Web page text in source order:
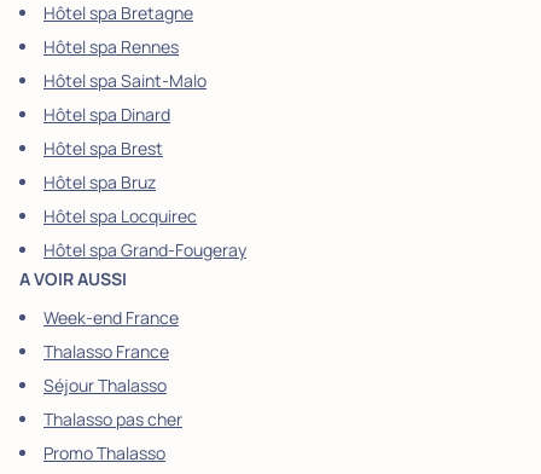
Hôtel spa Bretagne
Hôtel spa Rennes
Hôtel spa Saint-Malo
Hôtel spa Dinard
Hôtel spa Brest
Hôtel spa Bruz
Hôtel spa Locquirec
Hôtel spa Grand-Fougeray
A VOIR AUSSI
Week-end France
Thalasso France
Séjour Thalasso
Thalasso pas cher
Promo Thalasso